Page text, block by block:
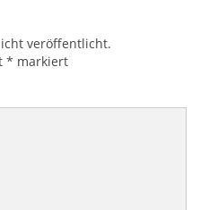
veröffentlicht.
* markiert